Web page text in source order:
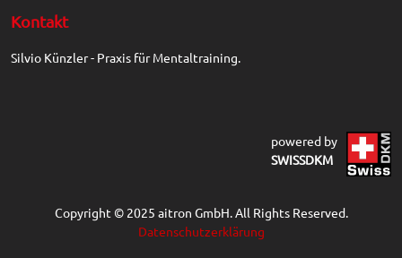
Kontakt
Silvio Künzler - Praxis für Mentaltraining.
powered by
SWISSDKM
Copyright © 2025 aitron GmbH. All Rights Reserved.
Datenschutzerklärung